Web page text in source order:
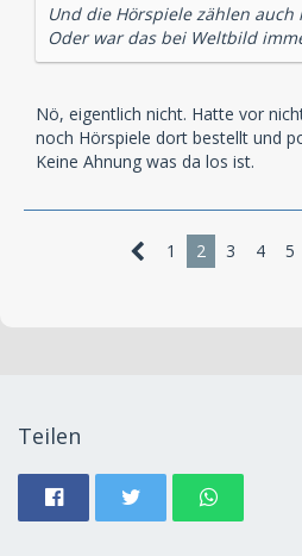
Und die Hörspiele zählen
Oder war das bei Weltbild
Nö, eigentlich nicht. Hatte vor
noch Hörspiele dort bestellt und
Keine Ahnung was da los ist.
1 2 3 4 5
Teilen